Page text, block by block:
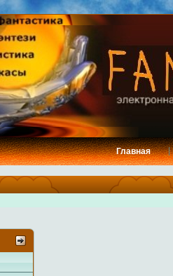
Главная